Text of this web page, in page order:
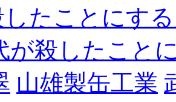
たことにす
が殺したこと
山雄製缶工業